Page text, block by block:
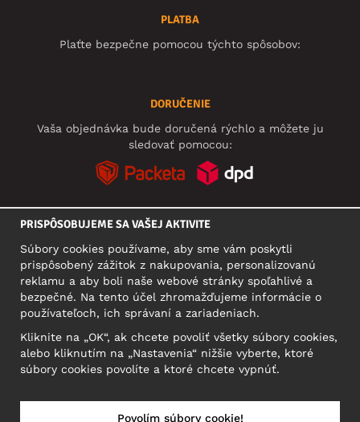
PLATBA
Plaťte bezpečne pomocou týchto spôsobov:
DORUČENIE
Vaša objednávka bude doručená rýchlo a môžete ju
sledovať pomocou:
SÍDLO
Narva mnt 5, EE-10117 Tallinn
Reg: 12356245
PRISPÔSOBUJEME SA VAŠEJ AKTIVITE
Súbory cookies používame, aby sme vám poskytli
prispôsobený zážitok z nakupovania, personalizovanú
reklamu a aby boli naše webové stránky spoľahlivé a
bezpečné. Na tento účel zhromažďujeme informácie o
používateľoch, ich správaní a zariadeniach.
Kliknite na „OK“, ak chcete povoliť všetky súbory cookies,
alebo kliknutím na „Nastavenia“ nižšie vyberte, ktoré
súbory cookies povolíte a ktoré chcete vypnúť.
Povolím súbory cookie!